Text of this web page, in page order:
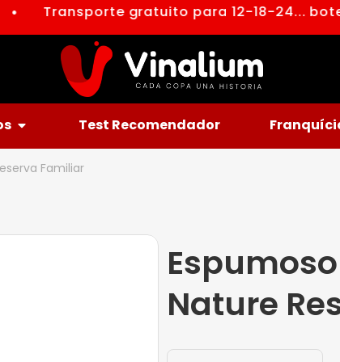
Transporte gratuito para 12-18-24...
Test Recomendador
Familiar
Nature